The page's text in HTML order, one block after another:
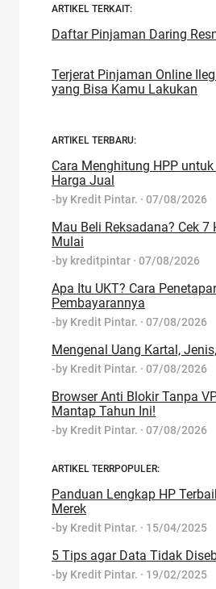
ARTIKEL TERKAIT:
Daftar Pinjaman Daring
Terjerat Pinjaman Online
yang Bisa Kamu Lakukan
ARTIKEL TERBARU:
Cara Menghitung HPP
Harga Jual
-by Kredit Pintar. · 07/08/2026
Mau Beli Reksadana? Cek 7
Mulai
-by kreditpintar · 07/08/2026
Apa Itu UKT? Cara
Pembayarannya
-by Kredit Pintar. · 07/08/2026
Mengenal Uang Kartal,
-by Kredit Pintar. · 07/08/2026
Browser Anti Blokir Tanpa
Mantap Tahun Ini!
-by Kredit Pintar. · 07/08/2026
ARTIKEL TERRPOPULER:
Panduan Lengkap HP
Merek
-by Kredit Pintar. · 15/04/2025
5 Tips agar Data Tidak
-by Kredit Pintar. · 19/02/2025